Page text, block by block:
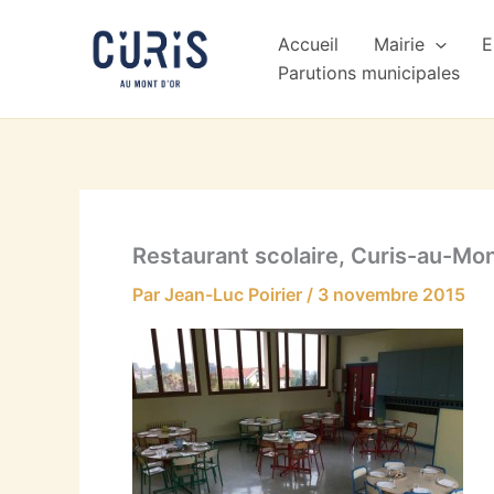
Accueil Mairie
Parutions municipales
Restaurant scolaire, Curis-au-
Par Jean-Luc Poirier / 3 novembre 2015